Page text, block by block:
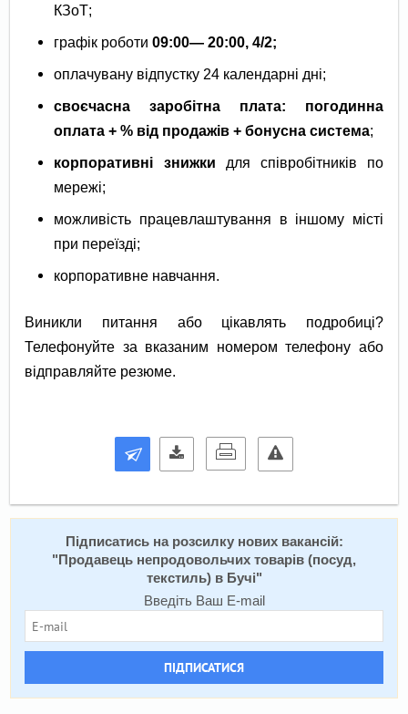
КЗоТ;
графік роботи09:00— 20:00, 4/2;
оплачувану відпустку 24 календарні дні;
своєчасна заробітна плата: погодинна
оплата + % від продажів + бонусна система;
корпоративні знижки для співробітників по
мережі;
можливість працевлаштування в іншому місті
при переїзді;
корпоративне навчання.
Виникли питання або цікавлять подробиці?
Телефонуйте за вказаним номером телефону або
відправляйте резюме.
Підписатись на розсилку нових вакансій:
" Продавець непродовольчих товарів (посуд,
текстиль) в Бучі"
Введіть Ваш E-mail
ПІДПИСАТИСЯ